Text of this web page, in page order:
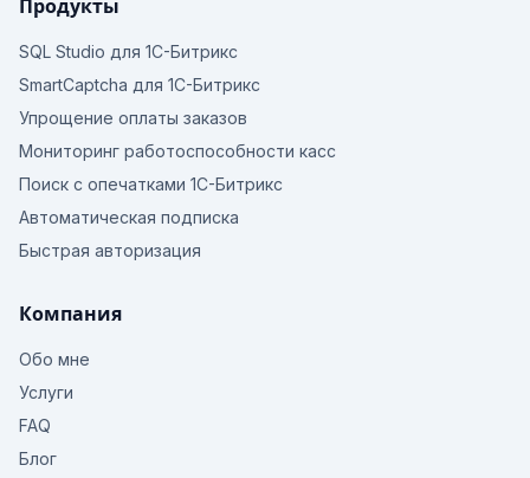
Продукты
SQL Studio для 1С-Битрикс
SmartCaptcha для 1С-Битрикс
Упрощение оплаты заказов
Мониторинг работоспособности касс
Поиск с опечатками 1С-Битрикс
Автоматическая подписка
Быстрая авторизация
Компания
Обо мне
Услуги
FAQ
Блог